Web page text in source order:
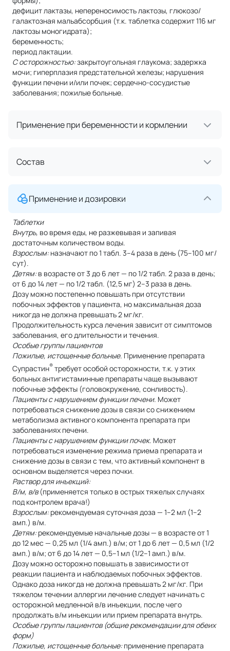
дефицит лактазы, непереносимость лактозы, глюкозо/
галактозная мальабсорбция (т.к. таблетка содержит 116 мг
лактозы моногидрата);
беременность;
период лактации.
С осторожностью:закрытоугольная глаукома; задержка
мочи; гиперплазия предстательной железы; нарушения
функции печени и/или почек; сердечно-сосудистые
заболевания; пожилые больные.
Применение при беременности и кормлении
Состав
Применение и дозировки
Таблетки
Внутрь, во время еды, не разжевывая и запивая
достаточным количеством воды.
Взрослым:назначают по 1 табл. 3–4 раза в день (75–100 мг/
сут).
Детям:в возрасте от 3 до 6 лет — по 1/2 табл. 2 раза в день;
от 6 до 14 лет — по 1/2 табл. (12,5 мг) 2–3 раза в день.
Дозу можно постепенно повышать при отсутствии
побочных эффектов у пациента, но максимальная доза
никогда не должна превышать 2 мг/кг.
Продолжительность курса лечения зависит от симптомов
заболевания, его длительности и течения.
Особые группы пациентов
Пожилые, истощенные больные. Применение препарата
Супрастин® требует особой осторожности, т.к. у этих
больных антигистаминные препараты чаще вызывают
побочные эффекты (головокружение, сонливость).
Пациенты с нарушением функции печени. Может
потребоваться снижение дозы в связи со снижением
метаболизма активного компонента препарата при
заболеваниях печени.
Пациенты с нарушением функции почек. Может
потребоваться изменение режима приема препарата и
снижение дозы в связи с тем, что активный компонент в
основном выделяется через почки.
Раствор для инъекций:
В/м, в/в(применяется только в острых тяжелых случаях
под контролем врача!)
Взрослым:рекомендуемая суточная доза — 1–2 мл (1–2
амп.) в/м.
Детям:рекомендуемые начальные дозы — в возрасте от 1
до 12 мес — 0,25 мл (1/4 амп.) в/м; от 1 до 6 лет — 0,5 мл (1/2
амп.) в/м; от 6 до 14 лет — 0,5–1 мл (1/2–1 амп.) в/м.
Дозу можно осторожно повышать в зависимости от
реакции пациента и наблюдаемых побочных эффектов.
Однако доза никогда не должна превышать 2 мг/кг. При
тяжелом течении аллергии лечение следует начинать с
осторожной медленной в/в инъекции, после чего
продолжать в/м инъекции или прием препарата внутрь.
Особые группы пациентов (общие рекомендации для обеих
форм)
Пожилые, истощенные больные:применение препарата